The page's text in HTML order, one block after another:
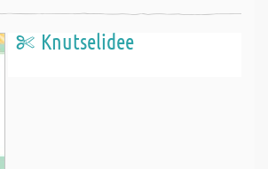
Knutselidee